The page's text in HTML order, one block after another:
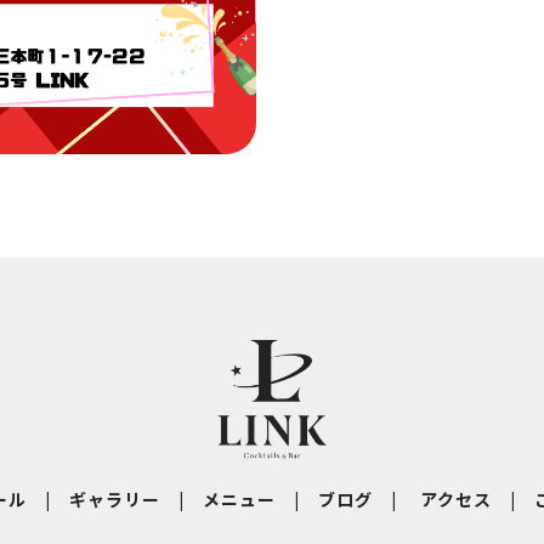
ル | ギャラリー | メニュー | ブログ | アクセス |